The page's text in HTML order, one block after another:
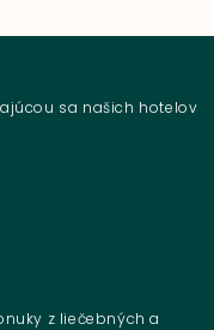
sa našich hotelov
z liečebných a